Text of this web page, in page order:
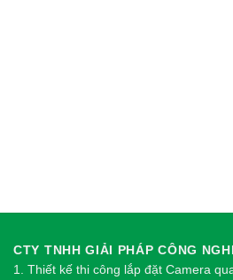
CTY TNHH GIẢI PHÁP CÔNG
1. Thiết kế thi công lắp đặt Camera